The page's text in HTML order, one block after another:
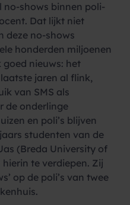
shows binnen poli-
Dat lijkt niet
deze no-shows
honderden miljoenen
goed nieuws: het
jaren al flink,
van SMS als
de onderlinge
en poli’s blijven
studenten van de
(Breda University of
te verdiepen. Zij
op de poli’s van twee